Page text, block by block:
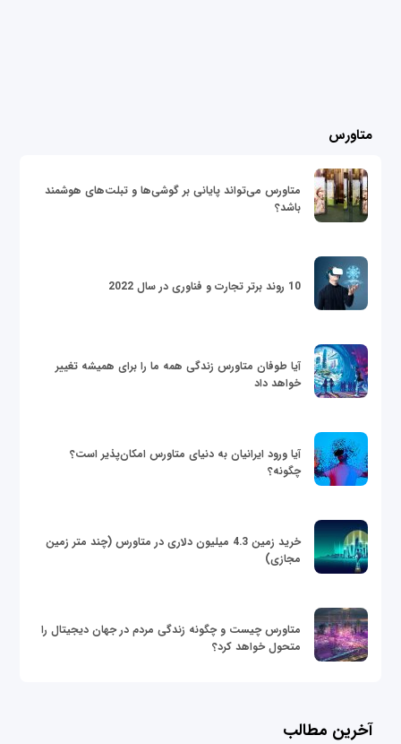
متاورس
متاورس می‌تواند پایانی بر گوشی‌ها و تبلت‌های هوشمند
باشد؟
10 روند برتر تجارت و فناوری در سال 2022
آیا طوفان متاورس زندگی همه ما را برای همیشه تغییر
خواهد داد
آیا ورود ایرانیان به دنیای متاورس امکان‌پذیر است؟
چگونه؟
خرید زمین 4.3 میلیون دلاری در متاورس (چند متر زمین
مجازی)
متاورس چیست و چگونه زندگی مردم در جهان دیجیتال را
متحول خواهد کرد؟
آخرین مطالب